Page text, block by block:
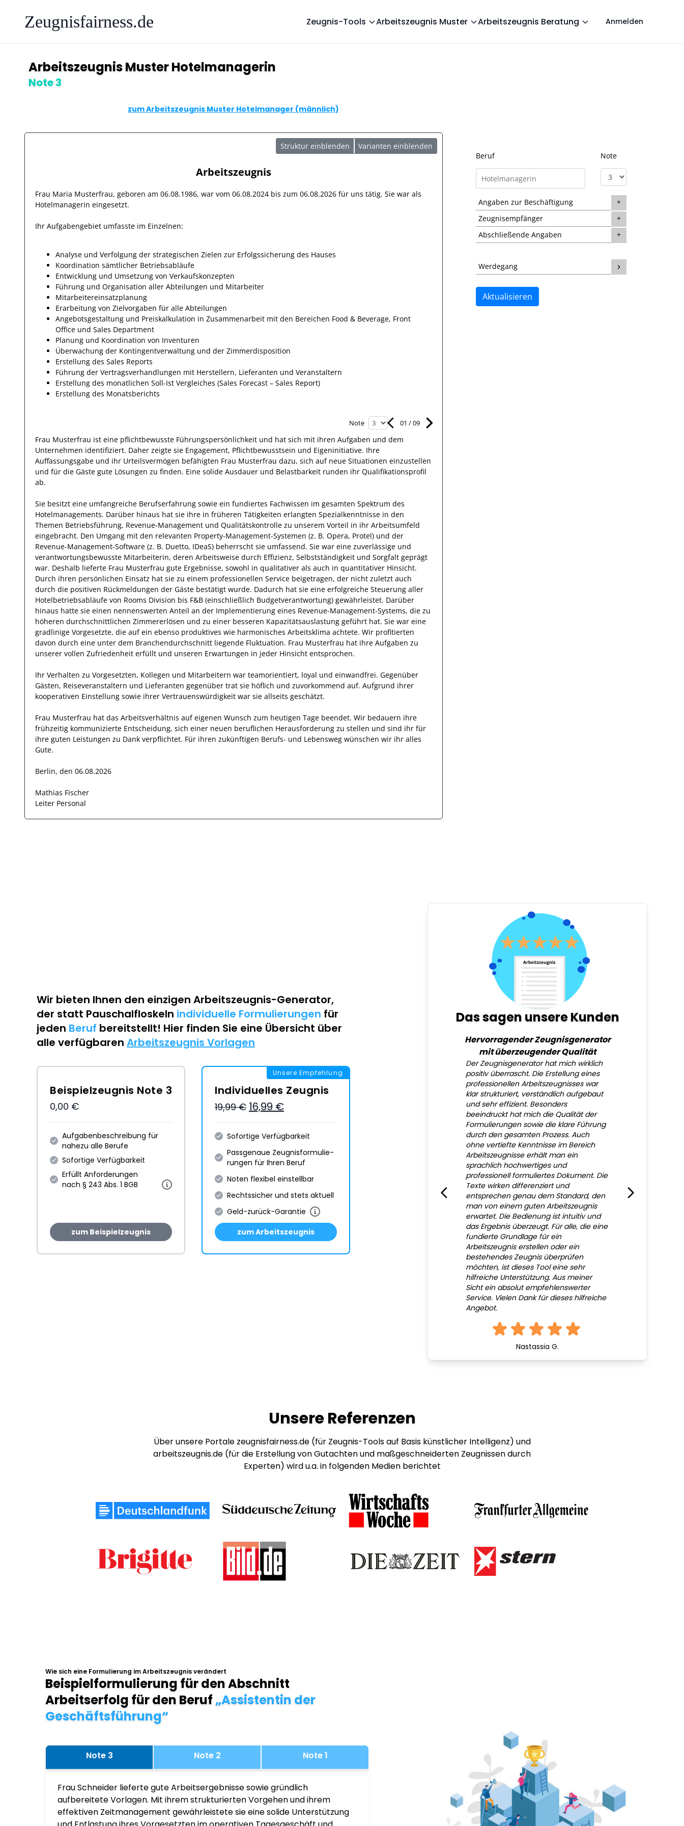
Zeugnisfairness.de Zeugnis-Tools Arbeitszeugnis Muster Arbeitszeugnis Beratung Anmelden
Arbeitszeugnis Muster Hotelmanagerin
Note 3
zum Arbeitszeugnis Muster Hotelmanager (männlich)
Struktur einblenden Varianten einblenden
Arbeitszeugnis
Frau Maria Musterfrau, geboren am 06.08.1986, war vom 06.08.2024 bis zum 06.08.2026 für uns tätig. Sie war als
Hotelmanagerin eingesetzt.
Ihr Aufgabengebiet umfasste im Einzelnen:
Analyse und Verfolgung der strategischen Zielen zur Erfolgssicherung des Hauses
Koordination sämtlicher Betriebsabläufe
Entwicklung und Umsetzung von Verkaufskonzepten
Führung und Organisation aller Abteilungen und Mitarbeiter
Mitarbeitereinsatzplanung
Erarbeitung von Zielvorgaben für alle Abteilungen
Angebotsgestaltung und Preiskalkulation in Zusammenarbeit mit den Bereichen Food & Beverage, Front
Office und Sales Department
Planung und Koordination von Inventuren
Überwachung der Kontingentverwaltung und der Zimmerdisposition
Erstellung des Sales Reports
Führung der Vertragsverhandlungen mit Herstellern, Lieferanten und Veranstaltern
Erstellung des monatlichen Soll-Ist Vergleiches (Sales Forecast – Sales Report)
Erstellung des Monatsberichts
Note 01 /09
Frau Musterfrau ist eine pflichtbewusste Führungspersönlichkeit und hat sich mit ihren Aufgaben und dem
Unternehmen identifiziert. Daher zeigte sie Engagement, Pflichtbewusstsein und Eigeninitiative. Ihre
Auffassungsgabe und ihr Urteilsvermögen befähigten Frau Musterfrau dazu, sich auf neue Situationen einzustellen
und für die Gäste gute Lösungen zu finden. Eine solide Ausdauer und Belastbarkeit runden ihr Qualifikationsprofil
ab.
Sie besitzt eine umfangreiche Berufserfahrung sowie ein fundiertes Fachwissen im gesamten Spektrum des
Hotelmanagements. Darüber hinaus hat sie ihre in früheren Tätigkeiten erlangten Spezialkenntnisse in den
Themen Betriebsführung, Revenue-Management und Qualitätskontrolle zu unserem Vorteil in ihr Arbeitsumfeld
eingebracht. Den Umgang mit den relevanten Property-Management-Systemen (z. B. Opera, Protel) und der
Revenue-Management-Software (z. B. Duetto, IDeaS) beherrscht sie umfassend. Sie war eine zuverlässige und
verantwortungsbewusste Mitarbeiterin, deren Arbeitsweise durch Effizienz, Selbstständigkeit und Sorgfalt geprägt
war. Deshalb lieferte Frau Musterfrau gute Ergebnisse, sowohl in qualitativer als auch in quantitativer Hinsicht.
Durch ihren persönlichen Einsatz hat sie zu einem professionellen Service beigetragen, der nicht zuletzt auch
durch die positiven Rückmeldungen der Gäste bestätigt wurde. Dadurch hat sie eine erfolgreiche Steuerung aller
Hotelbetriebsabläufe von Rooms Division bis F&B (einschließlich Budgetverantwortung) gewährleistet. Darüber
hinaus hatte sie einen nennenswerten Anteil an der Implementierung eines Revenue-Management-Systems, die zu
höheren durchschnittlichen Zimmererlösen und zu einer besseren Kapazitätsauslastung geführt hat. Sie war eine
gradlinige Vorgesetzte, die auf ein ebenso produktives wie harmonisches Arbeitsklima achtete. Wir profitierten
davon durch eine unter dem Branchendurchschnitt liegende Fluktuation. Frau Musterfrau hat ihre Aufgaben zu
unserer vollen Zufriedenheit erfüllt und unseren Erwartungen in jeder Hinsicht entsprochen.
Ihr Verhalten zu Vorgesetzten, Kollegen und Mitarbeitern war teamorientiert, loyal und einwandfrei. Gegenüber
Gästen, Reiseveranstaltern und Lieferanten gegenüber trat sie höflich und zuvorkommend auf. Aufgrund ihrer
kooperativen Einstellung sowie ihrer Vertrauenswürdigkeit war sie allseits geschätzt.
Frau Musterfrau hat das Arbeitsverhältnis auf eigenen Wunsch zum heutigen Tage beendet. Wir bedauern ihre
frühzeitig kommunizierte Entscheidung, sich einer neuen beruflichen Herausforderung zu stellen und sind ihr für
ihre guten Leistungen zu Dank verpflichtet. Für ihren zukünftigen Berufs- und Lebensweg wünschen wir ihr alles
Gute.
Berlin, den 06.08.2026
Mathias Fischer
Leiter Personal
Beruf Note
Angaben zur Beschäftigung
Zeugnisempfänger
Abschließende Angaben
Werdegang
Aktualisieren
Wir bieten Ihnen den einzigen Arbeitszeugnis-Generator,
der statt Pauschalfloskeln individuelle Formulierungen für
jeden Beruf bereitstellt! Hier finden Sie eine Übersicht über
alle verfügbaren Arbeitszeugnis Vorlagen
Beispielzeugnis Note 3
0,00 €
Aufgabenbeschreibung für
nahezu alle Berufe
Sofortige Verfügbarkeit
Erfüllt Anforderungen
nach § 243 Abs. 1 BGB
zum Beispielzeugnis
Unsere Empfehlung
Individuelles Zeugnis
19,99 € 16,99 €
Sofortige Verfügbarkeit
Passgenaue Zeugnis­formulie­
rungen für Ihren Beruf
Noten flexibel einstellbar
Rechtssicher und stets aktuell
Geld-zurück-Garantie
zum Arbeitszeugnis
Das sagen unsere Kunden
Hervorragender Zeugnisgenerator
mit überzeugender Qualität
Der Zeugnisgenerator hat mich wirklich
positiv überrascht. Die Erstellung eines
professionellen Arbeitszeugnisses war
klar strukturiert, verständlich aufgebaut
und sehr effizient. Besonders
beeindruckt hat mich die Qualität der
Formulierungen sowie die klare Führung
durch den gesamten Prozess. Auch
ohne vertiefte Kenntnisse im Bereich
Arbeitszeugnisse erhält man ein
sprachlich hochwertiges und
professionell formuliertes Dokument. Die
Texte wirken differenziert und
entsprechen genau dem Standard, den
man von einem guten Arbeitszeugnis
erwartet. Die Bedienung ist intuitiv und
das Ergebnis überzeugt. Für alle, die eine
fundierte Grundlage für ein
Arbeitszeugnis erstellen oder ein
bestehendes Zeugnis überprüfen
möchten, ist dieses Tool eine sehr
hilfreiche Unterstützung. Aus meiner
Sicht ein absolut empfehlenswerter
Service. Vielen Dank für dieses hilfreiche
Angebot.
Nastassia G.
Unsere Referenzen
Über unsere Portale zeugnisfairness.de (für Zeugnis-Tools auf Basis künstlicher Intelligenz) und
arbeitszeugnis.de (für die Erstellung von Gutachten und maßgeschneiderten Zeugnissen durch
Experten) wird u.a. in folgenden Medien berichtet
Wie sich eine Formulierung im Arbeitszeugnis verändert
Beispielformulierung für den Abschnitt
Arbeitserfolg für den Beruf „Assistentin der
Geschäftsführung“
Note 3 Note 2 Note 1
Frau Schneider lieferte gute Arbeitsergebnisse sowie gründlich
aufbereitete Vorlagen. Mit ihrem strukturierten Vorgehen und ihrem
effektiven Zeitmanagement gewährleistete sie eine solide Unterstützung